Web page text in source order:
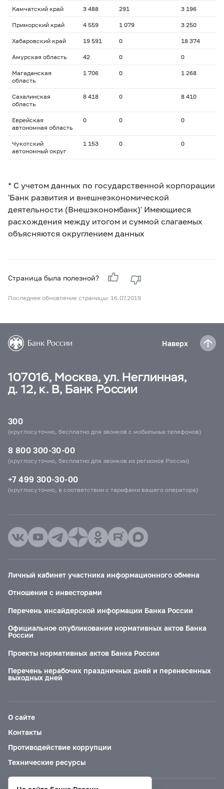
Камчатский край 3 488 291 3 196
Приморский край 4 559 1 079 3 250
Хабаровский край 19 591 0 18 374
Амурская область 42 0 0
Магаданская
область
1 706 0 1 268
Сахалинская
область
8 418 0 8 410
Еврейская
автономная область
0 0 0
Чукотский
автономный округ
1 153 0 0
* С учетом данных по государственной корпорации
'Банк развития и внешнеэкономической
деятельности (Внешэкономбанк)' Имеющиеся
расхождения между итогом и суммой слагаемых
объясняются округлением данных
Страница была полезной?
Последнее обновление страницы: 16.07.2019
Наверх
107016, Москва, ул. Неглинная,
д. 12, к. В, Банк России
300
(круглосуточно, бесплатно для звонков с мобильных телефонов)
8 800 300-30-00
(круглосуточно, бесплатно для звонков из регионов России)
+7 499 300-30-00
(круглосуточно, в соответствии с тарифами вашего оператора)
Личный кабинет участника информационного обмена
Отношения с инвесторами
Перечень инсайдерской информации Банка России
Официальное опубликование нормативных актов Банка
России
Проекты нормативных актов Банка России
Перечень нерабочих праздничных дней и перенесенных
выходных дней
О сайте
Контакты
Противодействие коррупции
Технические ресурсы